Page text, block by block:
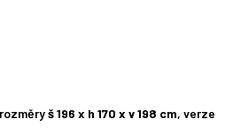
š 196 x h 170 x v 198 cm, verze